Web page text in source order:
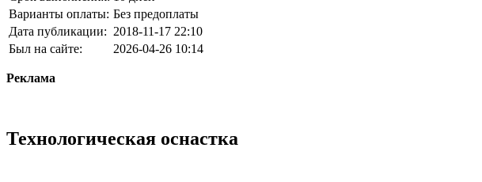
Варианты оплаты: Без предоплаты
Дата публикации: 2018-11-17 22:10
Был на сайте:
2026-04-26 10:14
Реклама
Технологическая оснастка